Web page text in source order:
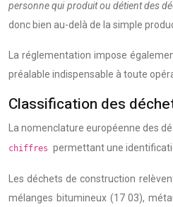
personne qui produit ou détient des
donc bien au-delà de la simple
La réglementation impose
préalable indispensable à toute
Classification des
La nomenclature européenne des
chiffres permettant une
Les déchets de construction
mélanges bitumineux (17 03),